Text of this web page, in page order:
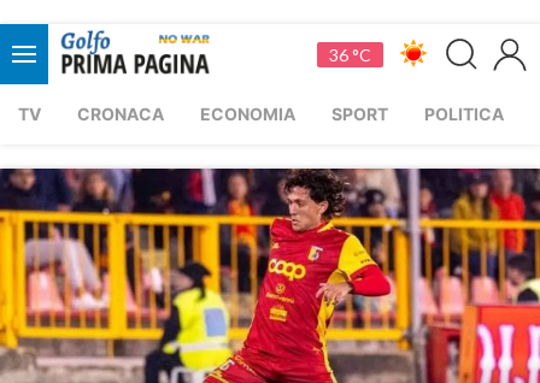
36 °C
TV CRONACA ECONOMIA SPORT POLITICA